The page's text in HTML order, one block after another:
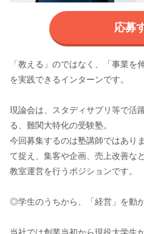
応募
「教える」のではなく、「事業を
を実践できるインターンです。
現論会は、スタディサプリ等で活
る、難関大特化の受験塾。
今回募集するのは塾講師ではあり
て捉え、集客や企画、売上改善な
教室運営を行うポジションです。
◎学生のうちから、「経営」を動